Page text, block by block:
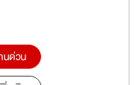
นด่วน